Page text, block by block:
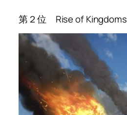
第２位 Rise of Kingdoms